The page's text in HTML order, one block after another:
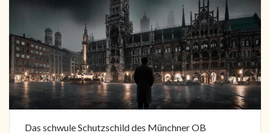
Das schwule Schutzschild des Münchner OB